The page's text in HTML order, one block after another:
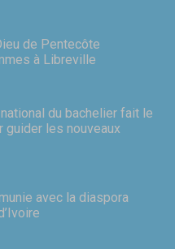
de Pentecôte
à Libreville
du bachelier fait le
guider les nouveaux
avec la diaspora